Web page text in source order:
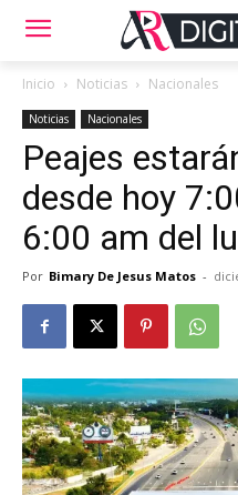
Inicio Noticias Nacionales
Noticias Nacionales
Peajes
desde hoy
6:00 am del
Por Bimary De Jesus Matos -